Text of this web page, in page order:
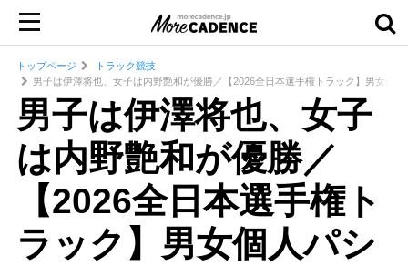
トップページ
トラック競技
男子は伊澤将也、女子は内野艶和が優勝／【2026全日本選手権トラック】男女個人
男子は伊澤将也、女子
は内野艶和が優勝／
【2026全日本選手権ト
ラック】男女個人パシ